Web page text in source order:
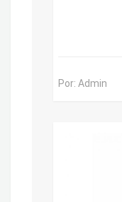
Por: Admin